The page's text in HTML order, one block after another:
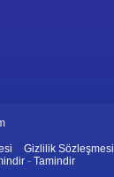
Gizlilik Sözleşmesi
- Tamindir